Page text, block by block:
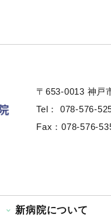
〒653-0013 神戸
Tel：
078-576-
Fax：078-576-
新病院について